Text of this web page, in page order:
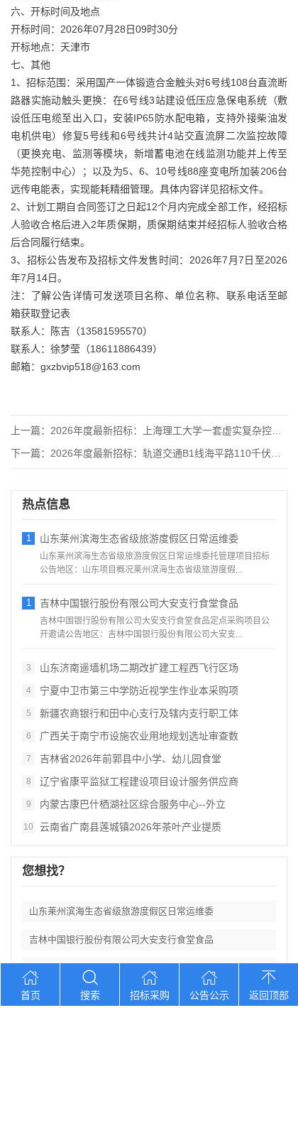
六、开标时间及地点
开标时间：2026年07月28日09时30分
开标地点：天津市
七、其他
1、招标范围：采用国产一体锻造合金触头对6号线108台直流断
路器实施动触头更换：在6号线3站建设低压应急保电系统（敷
设低压电缆至出入口，安装IP65防水配电箱，支持外接柴油发
电机供电）修复5号线和6号线共计4站交直流屏二次监控故障
（更换充电、监测等模块，新增蓄电池在线监测功能并上传至
华苑控制中心）；以及为5、6、10号线88座变电所加装206台
远传电能表，实现能耗精细管理。具体内容详见招标文件。
2、计划工期自合同签订之日起12个月内完成全部工作，经招标
人验收合格后进入2年质保期，质保期结束并经招标人验收合格
后合同履行结束。
3、招标公告发布及招标文件发售时间：2026年7月7日至2026
年7月14日。
注：了解公告详情可发送项目名称、单位名称、联系电话至邮
箱获取登记表
联系人：陈吉（13581595570）
联系人：徐梦莹（18611886439）
邮箱：gxzbvip518@163.com
上一篇： 2026年度最新招标：上海理工大学一套虚实复杂控制成型系统公
下一篇： 2026年度最新招标：轨道交通B1线海平路110千伏专用站外
热点信息
1 山东莱州滨海生态省级旅游度假区日常运维委
山东莱州滨海生态省级旅游度假区日常运维委托管理项目招标
公告地区：山东项目概况莱州滨海生态省级旅游度假...
1 吉林中国银行股份有限公司大安支行食堂食品
吉林中国银行股份有限公司大安支行食堂食品定点采购项目公
开邀请公告地区：吉林中国银行股份有限公司大安支...
3 山东济南遥墙机场二期改扩建工程西飞行区场
4 宁夏中卫市第三中学防近视学生作业本采购项
5 新疆农商银行和田中心支行及辖内支行职工体
6 广西关于南宁市设施农业用地规划选址审查数
7 吉林省2026年前郭县中小学、幼儿园食堂
8 辽宁省康平监狱工程建设项目设计服务供应商
9 内蒙古康巴什栖湖社区综合服务中心--外立
10 云南省广南县莲城镇2026年茶叶产业提质
您想找？
山东莱州滨海生态省级旅游度假区日常运维委
吉林中国银行股份有限公司大安支行食堂食品
山东济南遥墙机场二期改扩建工程西飞行区场
宁夏中卫市第三中学防近视学生作业本采购项
首页 搜索 招标采购 公告公示 返回顶部